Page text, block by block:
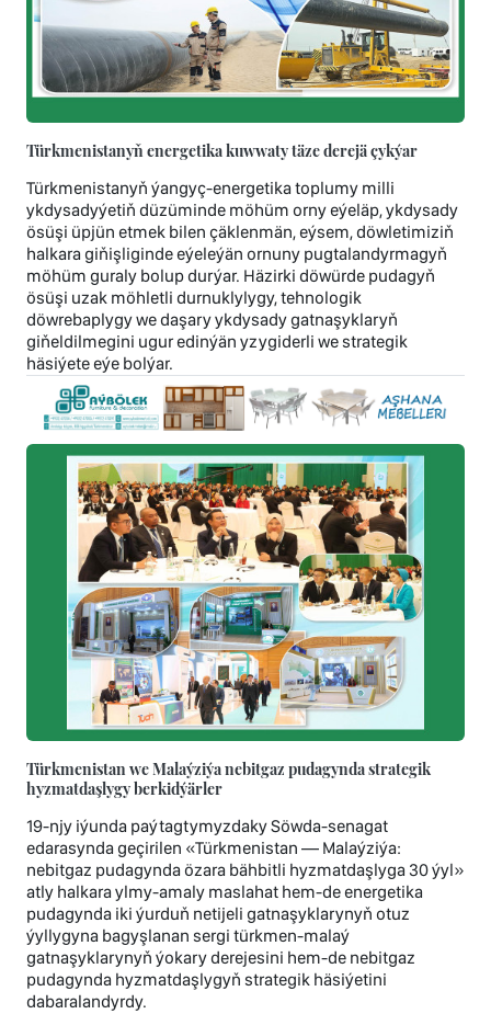
Türkmenistanyň energetika kuwwaty täze derejä çykýar
Türkmenistanyň ýangyç-energetika toplumy milli
ykdysadyýetiň düzüminde möhüm orny eýeläp, ykdysady
ösüşi üpjün etmek bilen çäklenmän, eýsem, döwletimiziň
halkara giňişliginde eýeleýän ornuny pugtalandyrmagyň
möhüm guraly bolup durýar. Häzirki döwürde pudagyň
ösüşi uzak möhletli durnuklylygy, tehnologik
döwrebaplygy we daşary ykdysady gatnaşyklaryň
giňeldilmegini ugur edinýän yzygiderli we strategik
häsiýete eýe bolýar.
Türkmenistan we Malaýziýa nebitgaz pudagynda strategik
hyzmatdaşlygy berkidýärler
19-njy iýunda paýtagtymyzdaky Söwda-senagat
edarasynda geçirilen «Türkmenistan — Malaýziýa:
nebitgaz pudagynda özara bähbitli hyzmatdaşlyga 30 ýyl»
atly halkara ylmy-amaly maslahat hem-de energetika
pudagynda iki ýurduň netijeli gatnaşyklarynyň otuz
ýyllygyna bagyşlanan sergi türkmen-malaý
gatnaşyklarynyň ýokary derejesini hem-de nebitgaz
pudagynda hyzmatdaşlygyň strategik häsiýetini
dabaralandyrdy.